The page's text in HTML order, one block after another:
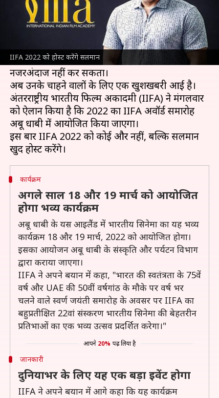
IIFA 2022 को होस्ट करेंगे सलमान
क्या है खबर?
मनोरंजन जगत के लोकप्रिय अभिनेताओं में
शुमार किए जाते हैं। हर कोई उनसे रूबरू होना चाहता है।
उनकी शख्सियत ही ऐसी है कि कोई चाहकर भी उन्हें
नजरअंदाज नहीं कर सकता।
अब उनके चाहने वालों के लिए एक खुशखबरी आई है।
अंतरराष्ट्रीय भारतीय फिल्म अकादमी (IIFA) ने मंगलवार
को ऐलान किया है कि 2022 का IIFA अवॉर्ड समारोह
अबू धाबी में आयोजित किया जाएगा।
इस बार IIFA 2022 को कोई और नहीं, बल्कि सलमान
कार्यक्रम
अगले साल 18 और 19 मार्च को आयोजित
होगा भव्य कार्यक्रम
अबू धाबी के यस आइलैंड में भारतीय सिनेमा का यह भव्य
कार्यक्रम 18 और 19 मार्च, 2022 को आयोजित होगा।
इसका आयोजन अबू धाबी के संस्कृति और पर्यटन विभाग
द्वारा कराया जाएगा।
IIFA ने अपने बयान में कहा, "भारत की स्वतंत्रता के 75वें
वर्ष और UAE की 50वीं वर्षगांठ के मौके पर वर्ष भर
चलने वाले स्वर्ण जयंती समारोह के अवसर पर IIFA का
बहुप्रतीक्षित 22वां संस्करण भारतीय सिनेमा की बेहतरीन
प्रतिभाओं का एक भव्य उत्सव प्रदर्शित करेगा।"
आपने 20% पढ़ लिया है
जानकारी
दुनियाभर के लिए यह एक बड़ा इवेंट होगा
IIFA ने अपने बयान में आगे कहा कि यह कार्यक्रम